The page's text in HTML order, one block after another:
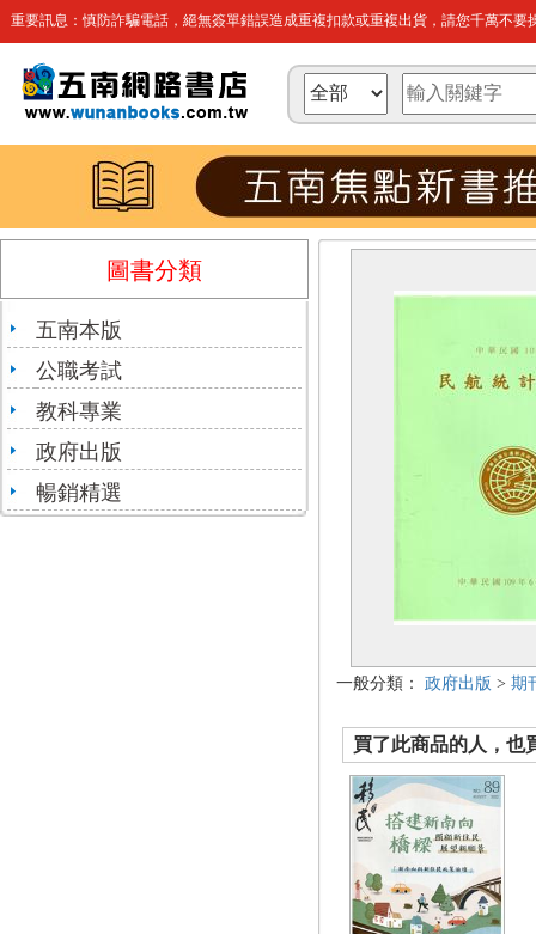
重要訊息：慎防詐騙電話，絕無簽單錯誤造成重複扣款或重複出貨，請您千萬不要
圖書分類
五南本版
公職考試
教科專業
政府出版
暢銷精選
一般分類： 政府出版 > 期
買了此商品的人，也